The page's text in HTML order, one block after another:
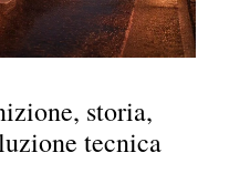
storia,
tecnica